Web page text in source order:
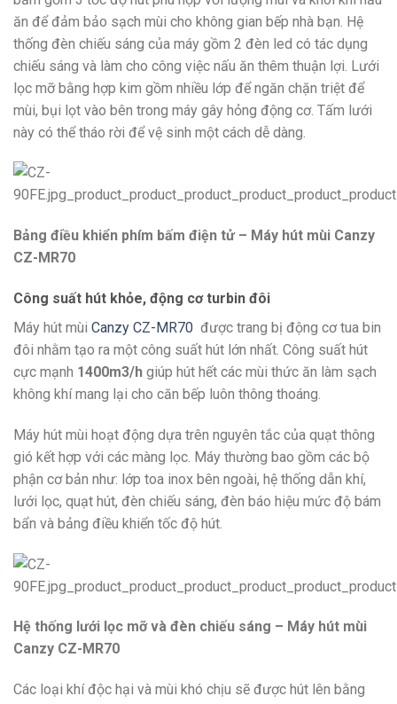
ăn để đảm bảo sạch mùi cho không gian bếp nhà bạn. Hệ
thống đèn chiếu sáng của máy gồm 2 đèn led có tác dụng
chiếu sáng và làm cho công việc nấu ăn thêm thuận lợi. Lưới
lọc mỡ bằng hợp kim gồm nhiều lớp để ngăn chặn triệt để
mùi, bụi lọt vào bên trong máy gây hỏng động cơ. Tấm lưới
này có thể tháo rời để vệ sinh một cách dễ dàng.
Bảng điều khiển phím bấm điện tử – Máy hút mùi Canzy
CZ-MR70
Công suất hút khỏe, động cơ turbin đôi
Máy hút mùi Canzy CZ-MR70 được trang bị động cơ tua bin
đôi nhằm tạo ra một công suất hút lớn nhất. Công suất hút
cực mạnh 1400m3/h giúp hút hết các mùi thức ăn làm sạch
không khí mang lại cho căn bếp luôn thông thoáng.
Máy hút mùi hoạt động dựa trên nguyên tắc của quạt thông
gió kết hợp với các màng lọc. Máy thường bao gồm các bộ
phận cơ bản như: lớp toa inox bên ngoài, hệ thống dẫn khí,
lưới lọc, quạt hút, đèn chiếu sáng, đèn báo hiệu mức độ bám
bẩn và bảng điều khiển tốc độ hút.
Hệ thống lưới lọc mỡ và đèn chiếu sáng – Máy hút mùi
Canzy CZ-MR70
Các loại khí độc hại và mùi khó chịu sẽ được hút lên bằng